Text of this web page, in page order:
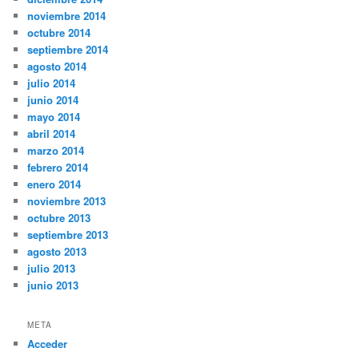
noviembre 2014
octubre 2014
septiembre 2014
agosto 2014
julio 2014
junio 2014
mayo 2014
abril 2014
marzo 2014
febrero 2014
enero 2014
noviembre 2013
octubre 2013
septiembre 2013
agosto 2013
julio 2013
junio 2013
META
Acceder